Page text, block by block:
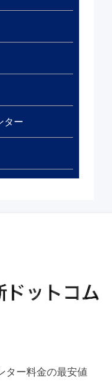
ター
ター料金の最安値